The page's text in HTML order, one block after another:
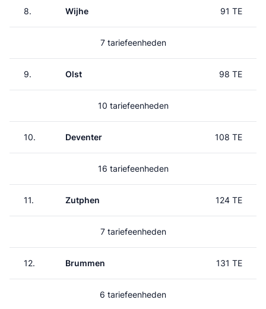
8. Wijhe 91 TE
7 tariefeenheden
9. Olst 98 TE
10 tariefeenheden
10. Deventer 108 TE
16 tariefeenheden
11. Zutphen 124 TE
7 tariefeenheden
12. Brummen 131 TE
6 tariefeenheden